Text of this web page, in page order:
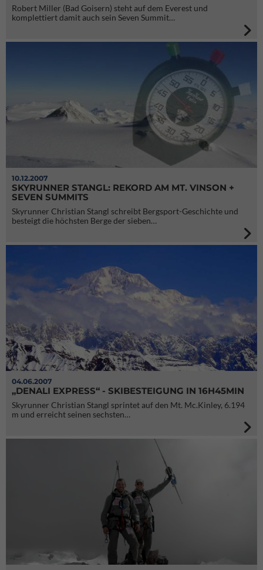
Robert Miller (Bad Goisern) steht auf dem Everest und
komplettiert damit auch sein Seven Summit…
10.12.2007
SKYRUNNER STANGL: REKORD AM MT. VINSON +
SEVEN SUMMITS
Skyrunner Christian Stangl schreibt Bergsport-Geschichte und
besteigt die höchsten Berge der sieben…
04.06.2007
„DENALI EXPRESS“ - SKIBESTEIGUNG IN 16H45MIN
Skyrunner Christian Stangl sprintet auf den Mt. Mc.Kinley, 6.194
m und erreicht seinen sechsten…